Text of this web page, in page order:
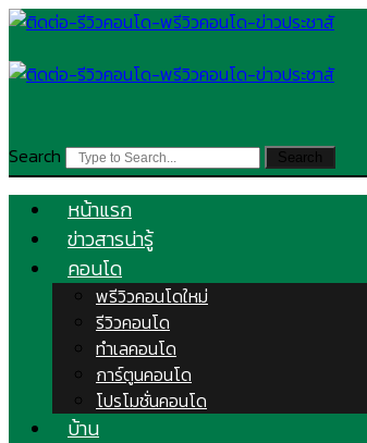
Skip
content
Search
Search
หน้าแรก
ข่าวสารน่ารู้
คอนโด
พรีวิวคอนโดใหม่
รีวิวคอนโด
ทำเลคอนโด
การ์ตูนคอนโด
โปรโมชั่นคอนโด
บ้าน